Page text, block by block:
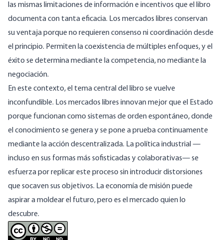
las mismas limitaciones de información e incentivos que el libro
documenta con tanta eficacia. Los mercados libres conservan
su ventaja porque no requieren consenso ni coordinación desde
el principio. Permiten la coexistencia de múltiples enfoques, y el
éxito se determina mediante la competencia, no mediante la
negociación.
En este contexto, el tema central del libro se vuelve
inconfundible. Los mercados libres innovan mejor que el Estado
porque funcionan como sistemas de orden espontáneo, donde
el conocimiento se genera y se pone a prueba continuamente
mediante la acción descentralizada. La política industrial —
incluso en sus formas más sofisticadas y colaborativas— se
esfuerza por replicar este proceso sin introducir distorsiones
que socaven sus objetivos. La economía de misión puede
aspirar a moldear el futuro, pero es el mercado quien lo
descubre.